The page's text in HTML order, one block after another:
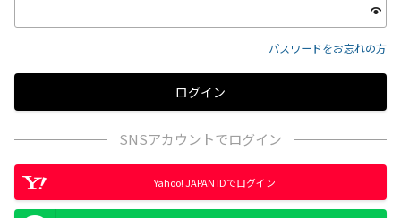
パスワードをお忘れの方
SNSアカウントでログイン
Yahoo! JAPAN IDでログイン